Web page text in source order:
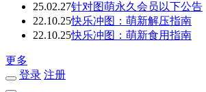
25.02.27针对图萌永久会员以下公告
22.10.25快乐冲图：萌新解压指南
22.10.25快乐冲图：萌新食用指南
更多
登录 注册